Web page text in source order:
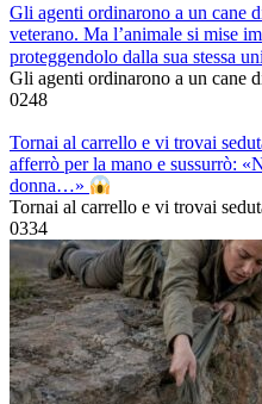
Gli agenti ordinarono a un cane
veterano. Ma l’animale si mise
proteggendolo dalla sua stessa
Gli agenti ordinarono a un cane
0248
Tornai al carrello e vi trovai
afferrò per la mano e sussurrò:
donna…»
Tornai al carrello e vi trovai
0334